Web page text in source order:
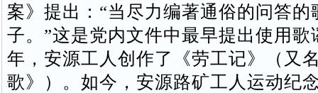
案》提出：“当尽力编著通俗的问答的
子。”这是党内文件中最早提出使用歌
年，安源工人创作了《劳工记》（又
歌》）。如今，安源路矿工人运动纪